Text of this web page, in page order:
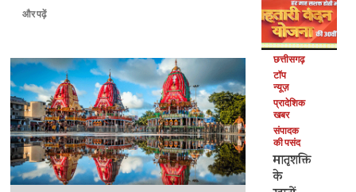
बारे
और पढ़ेंतारीख
नहीं,
ओडिशा
हाई
कोर्ट
के
जज
ने
एक
दिन
छत्तीसगढ़
टॉप
न्यूज़
प्रादेशिक
खबर
संपादक
की पसंद
मातृशक्ति
के